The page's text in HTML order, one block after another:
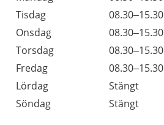
Tisdag
08.30–15.30
Onsdag
08.30–15.30
Torsdag
08.30–15.30
Fredag
08.30–15.30
Lördag
Stängt
Söndag
Stängt